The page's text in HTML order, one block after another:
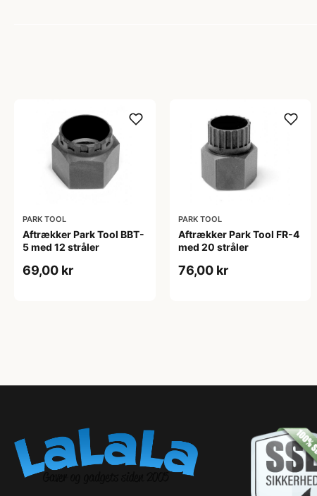
PARK TOOL
Aftrækker Park Tool BBT-
5 med 12 stråler
69,00 kr
PARK TOOL
Aftrækker Park Tool FR-4
med 20 stråler
76,00 kr